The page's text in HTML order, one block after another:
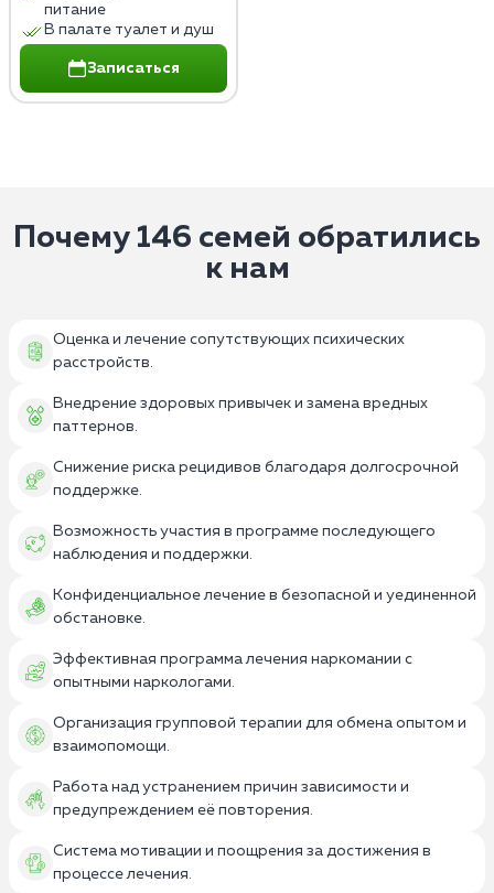
питание
В палате туалет и душ
Записаться
Почему 146 семей обратились
к нам
Оценка и лечение сопутствующих психических
расстройств.
Внедрение здоровых привычек и замена вредных
паттернов.
Снижение риска рецидивов благодаря долгосрочной
поддержке.
Возможность участия в программе последующего
наблюдения и поддержки.
Конфиденциальное лечение в безопасной и уединенной
обстановке.
Эффективная программа лечения наркомании с
опытными наркологами.
Организация групповой терапии для обмена опытом и
взаимопомощи.
Работа над устранением причин зависимости и
предупреждением её повторения.
Система мотивации и поощрения за достижения в
процессе лечения.